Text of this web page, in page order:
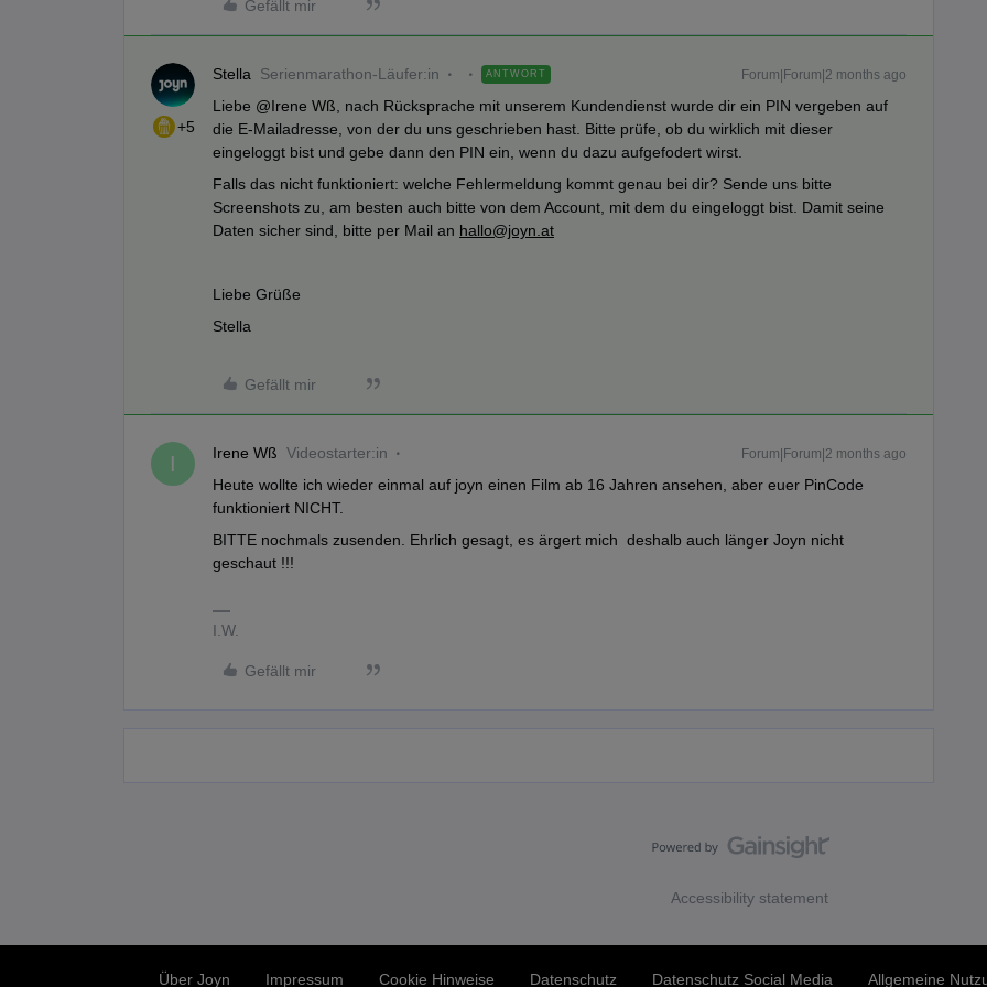
Gefällt mir
+5
Stella Serienmarathon-Läufer:in ANTWORT Forum|Forum|2 months ago
Liebe ​ @Irene Wß , nach Rücksprache mit unserem Kundendienst wurde dir ein PIN vergeben auf
die E-Mailadresse, von der du uns geschrieben hast. Bitte prüfe, ob du wirklich mit dieser
eingeloggt bist und gebe dann den PIN ein, wenn du dazu aufgefodert wirst.
Falls das nicht funktioniert: welche Fehlermeldung kommt genau bei dir? Sende uns bitte
Screenshots zu, am besten auch bitte von dem Account, mit dem du eingeloggt bist. Damit seine
Daten sicher sind, bitte per Mail an hallo@joyn.at
Liebe Grüße
Stella
Gefällt mir
I Irene Wß Videostarter:in Forum|Forum|2 months ago
Heute wollte ich wieder einmal auf joyn einen Film ab 16 Jahren ansehen, aber euer PinCode
funktioniert NICHT.
BITTE nochmals zusenden. Ehrlich gesagt, es ärgert mich deshalb auch länger Joyn nicht
geschaut !!!
I.W.
Gefällt mir
Accessibility statement
Über Joyn Impressum Cookie Hinweise Datenschutz Datenschutz Social Media Allgemeine